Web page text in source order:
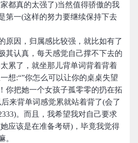
都真的太强了)当然值得骄傲的我
第一(这样的努力要继续保持下去
原因，归属感比较强，就比如有了
其认真，每天感觉自己撑不下去的
累了，就坐那儿背单词背着背着
想:“”你怎么可以让你的桌桌失望
你把她一个女孩子孤零零的扔在拓
来背单词感觉累就站着背了(会了
。而且，我希望我对自己要求
应该是在准备考研)，毕竟我觉得
。